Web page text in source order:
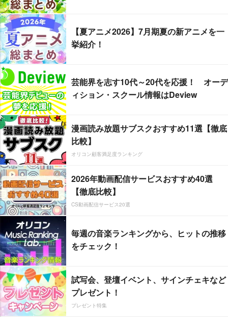
【夏アニメ2026】7月期夏の新アニメを一
挙紹介！
芸能界を志す10代～20代を応援！ オーデ
ィション・スクール情報はDeview
漫画読み放題サブスクおすすめ11選【徹底
比較】
オリコン顧客満足度ランキング
2026年動画配信サービスおすすめ40選
【徹底比較】
CS動画配信サービス20選
毎週の音楽ランキングから、ヒットの推移
をチェック！
試写会、登壇イベント、サインチェキなど
プレゼント！
プレゼント特集